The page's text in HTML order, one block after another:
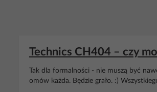
Technics CH404 – czy
Tak dla formalności - nie muszą być
omów każda. Będzie grało. :)